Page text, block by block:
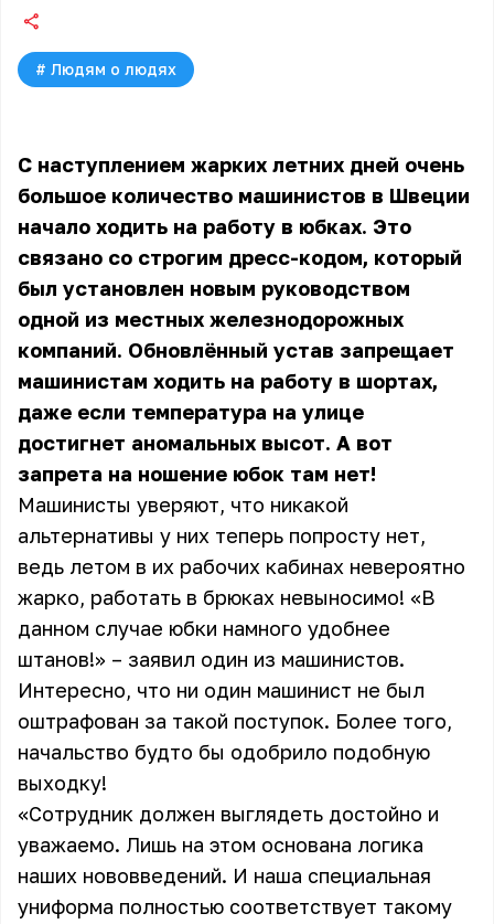
# Людям о людях
С наступлением жарких летних дней очень
большое количество машинистов в Швеции
начало ходить на работу в юбках. Это
связано со строгим дресс-кодом, который
был установлен новым руководством
одной из местных железнодорожных
компаний. Обновлённый устав запрещает
машинистам ходить на работу в шортах,
даже если температура на улице
достигнет аномальных высот. А вот
запрета на ношение юбок там нет!
Машинисты уверяют, что никакой
альтернативы у них теперь попросту нет,
ведь летом в их рабочих кабинах невероятно
жарко, работать в брюках невыносимо! «В
данном случае юбки намного удобнее
штанов!» – заявил один из машинистов.
Интересно, что ни один машинист не был
оштрафован за такой поступок. Более того,
начальство будто бы одобрило подобную
выходку!
«Сотрудник должен выглядеть достойно и
уважаемо. Лишь на этом основана логика
наших нововведений. И наша специальная
униформа полностью соответствует такому